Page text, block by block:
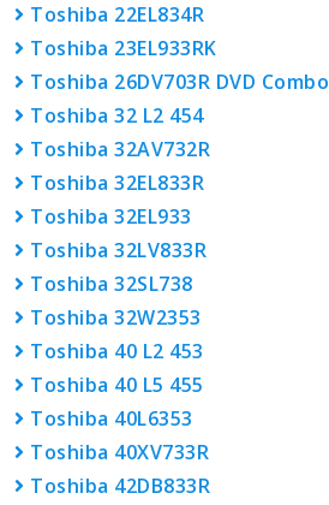
Toshiba 22EL834R
Toshiba 23EL933RK
Toshiba 26DV703R DVD Combo
Toshiba 32 L2 454
Toshiba 32AV732R
Toshiba 32EL833R
Toshiba 32EL933
Toshiba 32LV833R
Toshiba 32SL738
Toshiba 32W2353
Toshiba 40 L2 453
Toshiba 40 L5 455
Toshiba 40L6353
Toshiba 40XV733R
Toshiba 42DB833R